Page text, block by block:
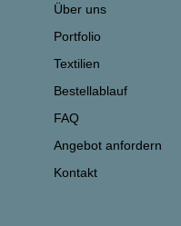
Über uns
Portfolio
Textilien
Bestellablauf
FAQ
Angebot anfordern
Kontakt